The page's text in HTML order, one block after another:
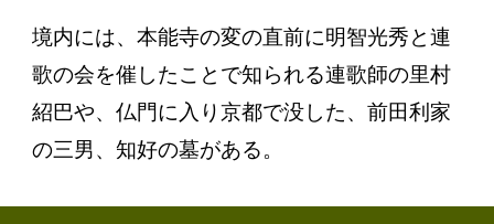
境内には、本能寺の変の直前に明智光秀と連
歌の会を催したことで知られる連歌師の里村
紹巴や、仏門に入り京都で没した、前田利家
の三男、知好の墓がある。